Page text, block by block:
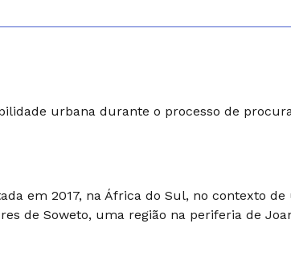
urbana durante o processo de
em 2017, na África do Sul, no contexto de
de Soweto, uma região na periferia de